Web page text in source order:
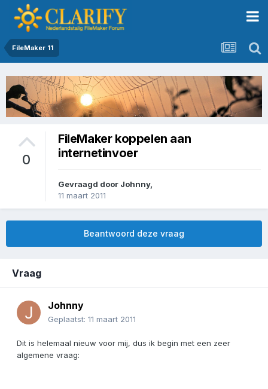
FileMaker 11
0
FileMaker koppelen aan
internetinvoer
Gevraagd door Johnny,
11 maart 2011
Beantwoord deze vraag
Vraag
Johnny
Geplaatst: 11 maart 2011
Dit is helemaal nieuw voor mij, dus ik begin met een zeer
algemene vraag: